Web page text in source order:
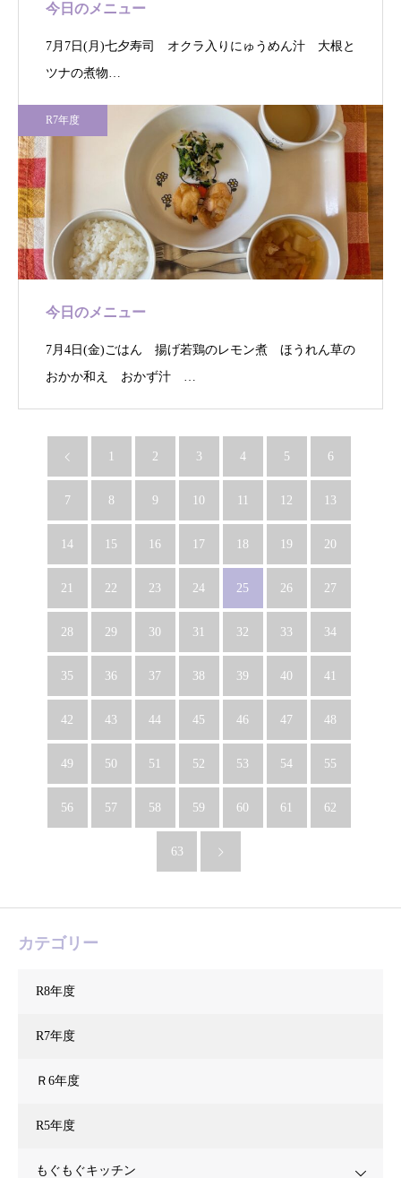
今日のメニュー
7月7日(月)七夕寿司 オクラ入りにゅうめん汁 大根と
ツナの煮物…
R7年度
今日のメニュー
7月4日(金)ごはん 揚げ若鶏のレモン煮 ほうれん草の
おかか和え おかず汁 …
1 2 3 4 5 6
7 8 9 10 11 12 13
14 15 16 17 18 19 20
21 22 23 24 25 26 27
28 29 30 31 32 33 34
35 36 37 38 39 40 41
42 43 44 45 46 47 48
49 50 51 52 53 54 55
56 57 58 59 60 61 62
63
カテゴリー
R8年度
R7年度
Ｒ6年度
R5年度
もぐもぐキッチン